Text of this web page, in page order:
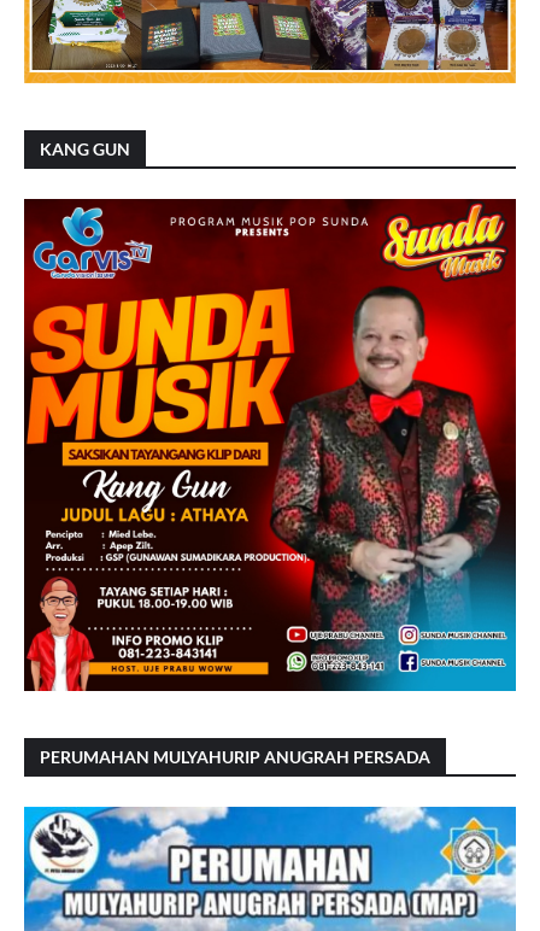
KANG GUN
PERUMAHAN MULYAHURIP ANUGRAH PERSADA